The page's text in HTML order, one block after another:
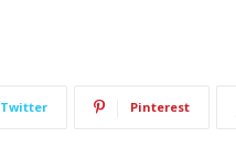
Twitter Pinterest